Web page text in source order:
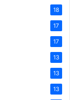
18
17
17
13
13
13